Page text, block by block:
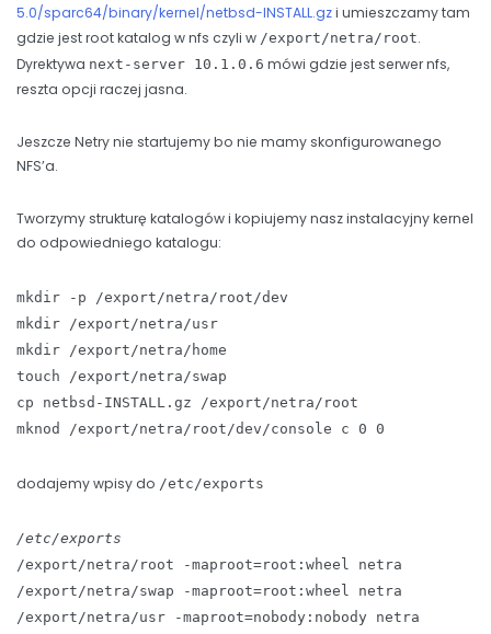
5.0/sparc64/binary/kernel/netbsd-INSTALL.gzi umieszczamy tam
gdzie jest root katalog w nfs czyli w /export/netra/root.
Dyrektywa next-server 10.1.0.6 mówi gdzie jest serwer nfs,
reszta opcji raczej jasna.
Jeszcze Netry nie startujemy bo nie mamy skonfigurowanego
NFS’a.
Tworzymy strukturę katalogów i kopiujemy nasz instalacyjny kernel
do odpowiedniego katalogu:
mkdir -p /export/netra/root/dev
mkdir /export/netra/usr
mkdir /export/netra/home
touch /export/netra/swap
cp netbsd-INSTALL.gz /export/netra/root
mknod /export/netra/root/dev/console c 0 0
dodajemy wpisy do /etc/exports
/etc/exports
/export/netra/root -maproot=root:wheel netra
/export/netra/swap -maproot=root:wheel netra
/export/netra/usr -maproot=nobody:nobody netra